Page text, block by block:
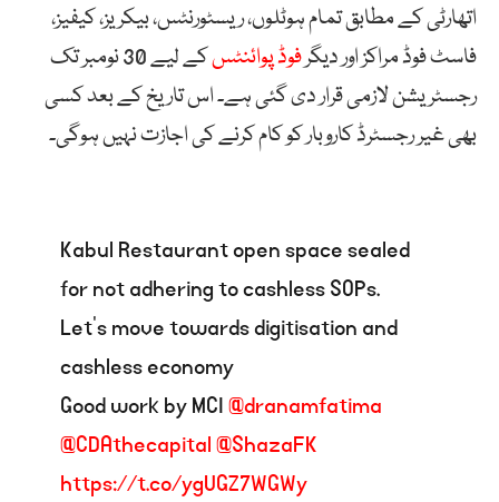
اتھارٹی کے مطابق تمام ہوٹلوں، ریسٹورنٹس، بیکریز، کیفیز،
فاسٹ فوڈ مراکز اور دیگرفوڈ پوائنٹس
کے لیے 30 نومبر تک
رجسٹریشن لازمی قرار دی گئی ہے۔ اس تاریخ کے بعد کسی
بھی غیر رجسٹرڈ کاروبار کو کام کرنے کی اجازت نہیں ہوگی۔
Kabul Restaurant open space sealed
for not adhering to cashless SOPs.
Let’s move towards digitisation and
cashless economy
Good work by MCI@dranamfatima
@CDAthecapital@ShazaFK
https://t.co/ygUGZ7WGWy